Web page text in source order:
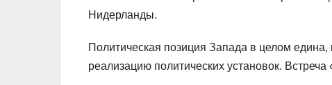
Нидерланды.
Политическая позиция Запада в целом
реализацию политических установок.